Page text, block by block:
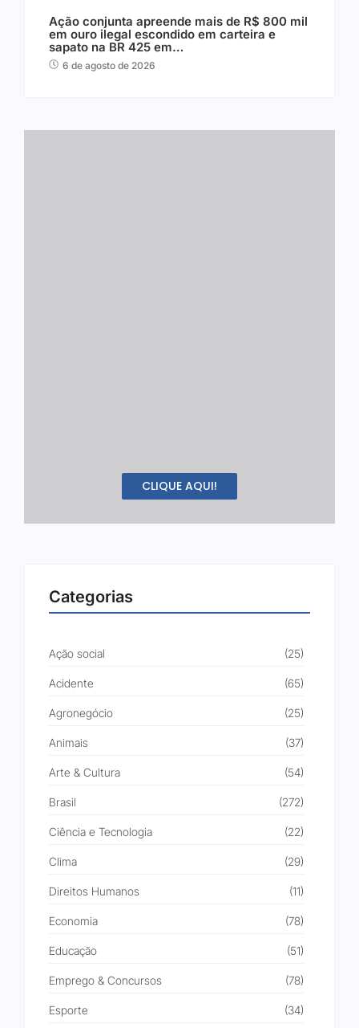
Ação conjunta apreende mais de R$ 800 mil
em ouro ilegal escondido em carteira e
sapato na BR 425 em…
6 de agosto de 2026
CLIQUE AQUI!
Categorias
Ação social (25)
Acidente (65)
Agronegócio (25)
Animais (37)
Arte & Cultura (54)
Brasil (272)
Ciência e Tecnologia (22)
Clima (29)
Direitos Humanos (11)
Economia (78)
Educação (51)
Emprego & Concursos (78)
Esporte (34)